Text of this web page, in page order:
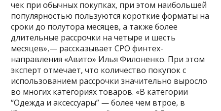
чек при обычных покупках, при этом наибольшей
популярностью пользуются короткие форматы на
сроки до полутора месяцев, а также более
длительные рассрочки на четыре и шесть
месяцев»,— рассказывает CPO финтех-
направления «Авито» Илья Филоненко. При этом
эксперт отмечает, что количество покупок с
использованием рассрочки значительно выросло
во многих категориях товаров. «В категории
“Одежда и аксессуары” — более чем втрое, в